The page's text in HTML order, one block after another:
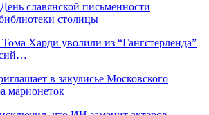
славянской письменности
столицы
Тома Харди уволили из “Гангстерленда”
в закулисье Московского
марионеток